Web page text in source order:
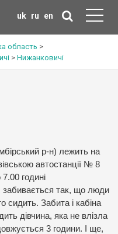
uk ru en
область >
> Нижанковичі
р-н) лежить на
автостанції № 8
годині
забивається так, що люди
сидить. Забита і кабіна
дівчина, яка не влізла
3 години. І ще,